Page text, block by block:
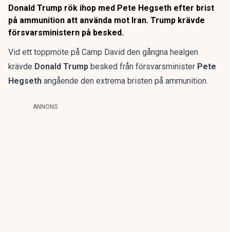
Donald Trump rök ihop med Pete Hegseth efter brist
på ammunition att använda mot Iran. Trump krävde
försvarsministern på besked.
Vid ett toppmöte på Camp David den gångna healgen
krävde Donald Trump besked från försvarsminister Pete
Hegseth angående den extrema bristen på ammunition.
ANNONS